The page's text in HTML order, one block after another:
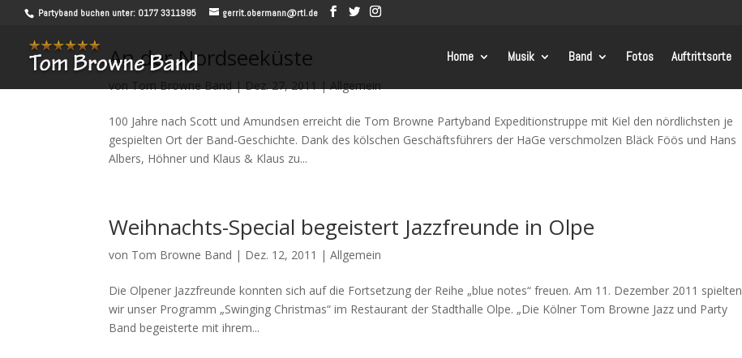
Partyband buchen unter: 0177 3311995 gerrit.obermann@rtl.de
Home Musik Band Fotos Auftrittsorte
An der Nordseeküste
vonTom Browne Band|Dez. 27, 2011|Allgemein
100 Jahre nach Scott und Amundsen erreicht die Tom Browne Partyband Expeditionstruppe mit Kiel den nördlichsten je
gespielten Ort der Band-Geschichte. Dank des kölschen Geschäftsführers der HaGe verschmolzen Bläck Föös und Hans
Albers, Höhner und Klaus & Klaus zu...
Weihnachts-Special begeistert Jazzfreunde in Olpe
von Tom Browne Band | Dez. 12, 2011 |Allgemein
Die Olpener Jazzfreunde konnten sich auf die Fortsetzung der Reihe „blue notes“ freuen. Am 11. Dezember 2011 spielten
wir unser Programm „Swinging Christmas“ im Restaurant der Stadthalle Olpe. „Die Kölner Tom Browne Jazz und Party
Band begeisterte mit ihrem...